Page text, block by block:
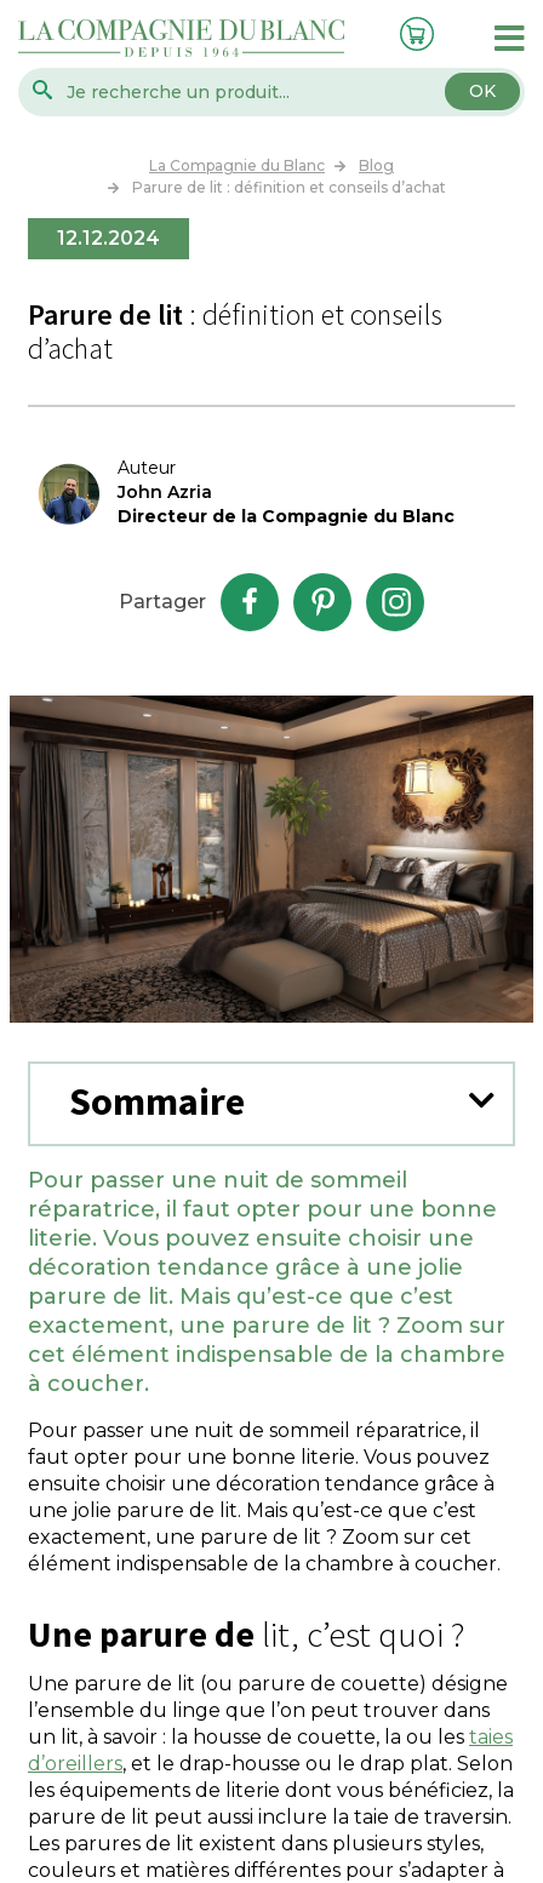
OK
La Compagnie du Blanc
Blog
Parure de lit : définition et conseils d’achat
12.12.2024
Parure de lit : définition et conseils
d’achat
Auteur
John Azria
Directeur de la Compagnie du Blanc
Partager
Sommaire
Pour passer une nuit de sommeil
réparatrice, il faut opter pour une bonne
literie. Vous pouvez ensuite choisir une
décoration tendance grâce à une jolie
parure de lit. Mais qu’est-ce que c’est
exactement, une parure de lit ? Zoom sur
cet élément indispensable de la chambre
à coucher.
Pour passer une nuit de sommeil réparatrice, il
faut opter pour une bonne literie. Vous pouvez
ensuite choisir une décoration tendance grâce à
une jolie parure de lit. Mais qu’est-ce que c’est
exactement, une parure de lit ? Zoom sur cet
élément indispensable de la chambre à coucher.
Une parure de lit, c’est quoi ?
Une parure de lit (ou parure de couette) désigne
l’ensemble du linge que l’on peut trouver dans
un lit, à savoir : la housse de couette, la ou les taies
d’oreillers, et le drap-housse ou le drap plat. Selon
les équipements de literie dont vous bénéficiez, la
parure de lit peut aussi inclure la taie de traversin.
Les parures de lit existent dans plusieurs styles,
couleurs et matières différentes pour s’adapter à